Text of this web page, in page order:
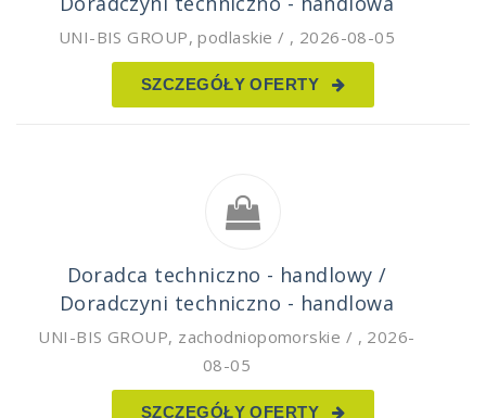
UNI-BIS GROUP,podlaskie / , 2026-08-05
SZCZEGÓŁY OFERTY
Doradca techniczno - handlowy /
Doradczyni techniczno - handlowa
UNI-BIS GROUP, zachodniopomorskie / , 2026-
08-05
SZCZEGÓŁY OFERTY